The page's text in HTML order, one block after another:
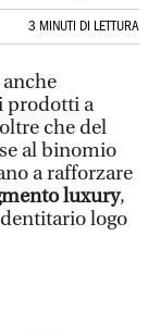
3 MINUTI DI LETTURA
prodotti a
che del
al binomio
a rafforzare
luxury,
logo